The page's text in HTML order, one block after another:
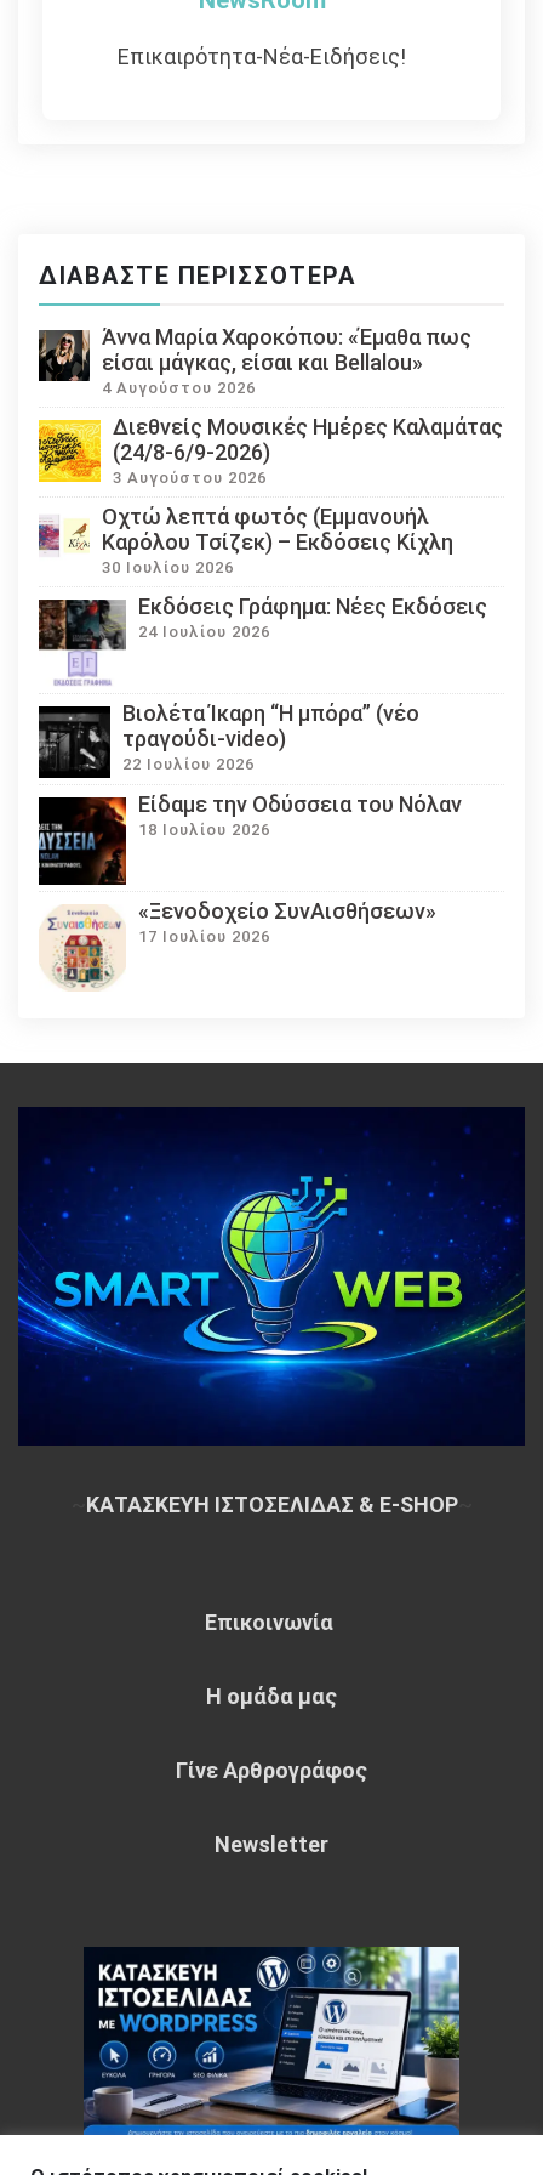
Επικαιρότητα-Νέα-Ειδήσεις!
ΔΙΑΒΆΣΤΕ ΠΕΡΙΣΣΌΤΕΡΑ
Άννα Μαρία Χαροκόπου: «Έμαθα πως
είσαι μάγκας, είσαι και Bellalou»
4 Αυγούστου 2026
Διεθνείς Μουσικές Ημέρες Καλαμάτας
(24/8-6/9-2026)
3 Αυγούστου 2026
Οχτώ λεπτά φωτός (Εμμανουήλ
Καρόλου Τσίζεκ) – Εκδόσεις Κίχλη
30 Ιουλίου 2026
Εκδόσεις Γράφημα: Νέες Εκδόσεις
24 Ιουλίου 2026
Βιολέτα Ίκαρη “Η μπόρα” (νέο
τραγούδι-video)
22 Ιουλίου 2026
Eίδαμε την Οδύσσεια του Νόλαν
18 Ιουλίου 2026
«Ξενοδοχείο ΣυνΑισθήσεων»
17 Ιουλίου 2026
ΚΑΤΑΣΚΕΥΗ ΙΣΤΟΣΕΛΙΔΑΣ & E-SHOP~
Επικοινωνία
Η ομάδα μας
Γίνε Αρθρογράφος
Newsletter